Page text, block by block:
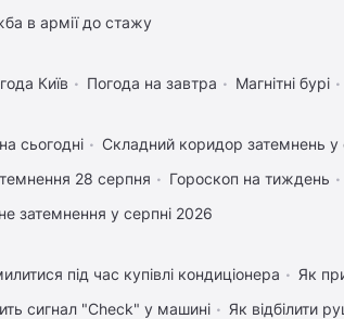
в армії до стажу
Київ Погода на завтра Магнітні бурі
сьогодні Складний коридор затемнень у
28 серпня
Гороскоп на тиждень
затемнення у серпні 2026
під час купівлі кондиціонера Як
сигнал "Check" у машині
Як відбілити